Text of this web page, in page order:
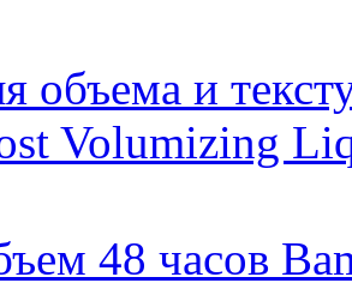
объема и
Volumizing
48 часов